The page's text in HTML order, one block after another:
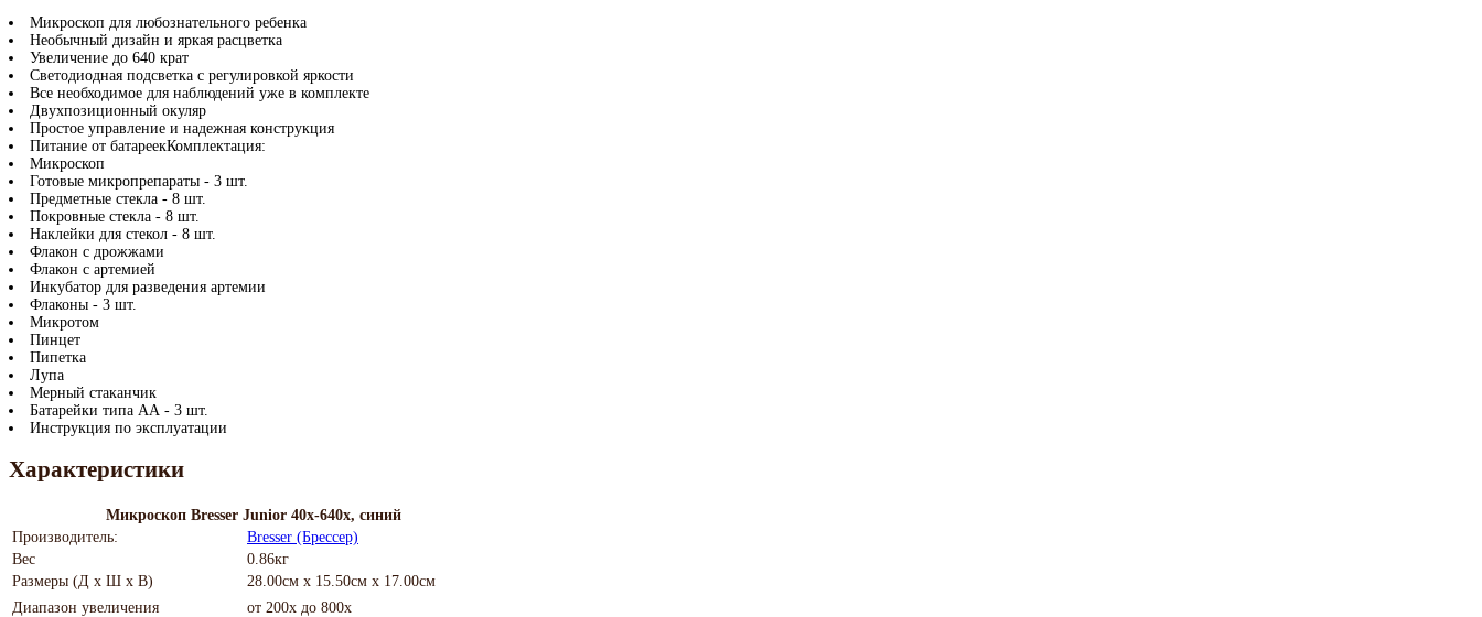
Микроскоп для любознательного ребенка
Необычный дизайн и яркая расцветка
Увеличение до 640 крат
Светодиодная подсветка с регулировкой яркости
Все необходимое для наблюдений уже в комплекте
Двухпозиционный окуляр
Простое управление и надежная конструкция
Питание от батареекКомплектация:
Микроскоп
Готовые микропрепараты - 3 шт.
Предметные стекла - 8 шт.
Покровные стекла - 8 шт.
Наклейки для стекол - 8 шт.
Флакон с дрожжами
Флакон с артемией
Инкубатор для разведения артемии
Флаконы - 3 шт.
Микротом
Пинцет
Пипетка
Лупа
Мерный стаканчик
Батарейки типа АА - 3 шт.
Инструкция по эксплуатации
Характеристики
Микроскоп Bresser Junior 40x-640x, синий
Производитель:
Bresser (Брессер)
Вес
0.86кг
Размеры (Д х Ш х В)
28.00см x 15.50см x 17.00см
Диапазон увеличения
от 200х до 800х